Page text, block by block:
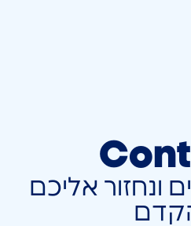
ונחזור אליכם